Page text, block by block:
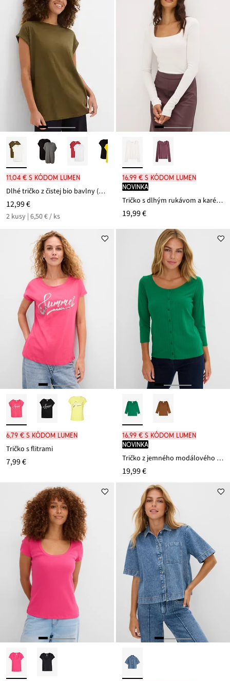
11,04 € s kódom LUMEN
Dlhé tričko z čistej bio bavlny (2 ks v balení)
12,99 €
2 kusy | 6,50 € / ks
16,99 € s kódom LUMEN
novinka
Tričko s dlhým rukávom a karé výstrihom
19,99 €
6,79 € s kódom LUMEN
Tričko s flitrami
7,99 €
16,99 € s kódom LUMEN
novinka
Tričko z jemného modálového mixu
19,99 €